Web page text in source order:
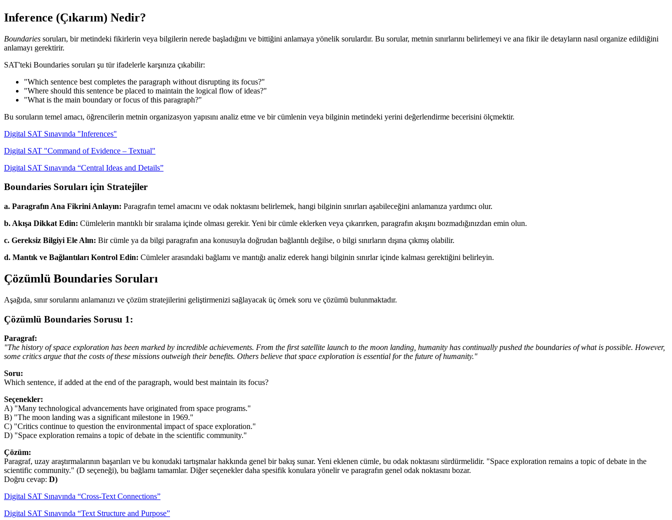
Inference (Çıkarım) Nedir?
Boundaries soruları, bir metindeki fikirlerin veya bilgilerin nerede başladığını ve bittiğini anlamaya yönelik sorulardır. Bu sorular, metnin sınırlarını belirlemeyi ve ana fikir ile detayların nasıl organize edildiğini
anlamayı gerektirir.
SAT'teki Boundaries soruları şu tür ifadelerle karşınıza çıkabilir:
"Which sentence best completes the paragraph without disrupting its focus?"
"Where should this sentence be placed to maintain the logical flow of ideas?"
"What is the main boundary or focus of this paragraph?"
Bu soruların temel amacı, öğrencilerin metnin organizasyon yapısını analiz etme ve bir cümlenin veya bilginin metindeki yerini değerlendirme becerisini ölçmektir.
Digital SAT Sınavında "Inferences"
Digital SAT "Command of Evidence – Textual"
Digital SAT Sınavında “Central Ideas and Details”
Boundaries Soruları için Stratejiler
a. Paragrafın Ana Fikrini Anlayın: Paragrafın temel amacını ve odak noktasını belirlemek, hangi bilginin sınırları aşabileceğini anlamanıza yardımcı olur.
b. Akışa Dikkat Edin: Cümlelerin mantıklı bir sıralama içinde olması gerekir. Yeni bir cümle eklerken veya çıkarırken, paragrafın akışını bozmadığınızdan emin olun.
c. Gereksiz Bilgiyi Ele Alın: Bir cümle ya da bilgi paragrafın ana konusuyla doğrudan bağlantılı değilse, o bilgi sınırların dışına çıkmış olabilir.
d. Mantık ve Bağlantıları Kontrol Edin: Cümleler arasındaki bağlamı ve mantığı analiz ederek hangi bilginin sınırlar içinde kalması gerektiğini belirleyin.
Çözümlü Boundaries Soruları
Aşağıda, sınır sorularını anlamanızı ve çözüm stratejilerini geliştirmenizi sağlayacak üç örnek soru ve çözümü bulunmaktadır.
Çözümlü Boundaries Sorusu 1:
Paragraf:
"The history of space exploration has been marked by incredible achievements. From the first satellite launch to the moon landing, humanity has continually pushed the boundaries of what is possible. However,
some critics argue that the costs of these missions outweigh their benefits. Others believe that space exploration is essential for the future of humanity."
Soru:
Which sentence, if added at the end of the paragraph, would best maintain its focus?
Seçenekler:
A) "Many technological advancements have originated from space programs."
B) "The moon landing was a significant milestone in 1969."
C) "Critics continue to question the environmental impact of space exploration."
D) "Space exploration remains a topic of debate in the scientific community."
Çözüm:
Paragraf, uzay araştırmalarının başarıları ve bu konudaki tartışmalar hakkında genel bir bakış sunar. Yeni eklenen cümle, bu odak noktasını sürdürmelidir. "Space exploration remains a topic of debate in the
scientific community." (D seçeneği), bu bağlamı tamamlar. Diğer seçenekler daha spesifik konulara yönelir ve paragrafın genel odak noktasını bozar.
Doğru cevap: D)
Digital SAT Sınavında “Cross-Text Connections”
Digital SAT Sınavında “Text Structure and Purpose”